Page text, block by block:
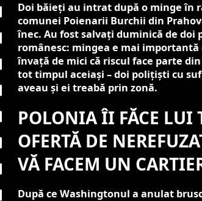
Doi băieți au intrat după o minge în
comunei Poienarii Burchii din
înec. Au fost salvați duminică de doi
românesc: mingea e mai
învață de mici că riscul face parte
tot timpul aceiași – doi polițiști cu
aveau și ei treabă prin zonă.
POLONIA ÎI FĂCE LUI
OFERTĂ DE
VĂ FACEM UN
După ce Washingtonul a anulat